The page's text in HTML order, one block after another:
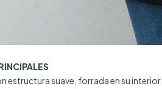
estructura suave, forrada en su